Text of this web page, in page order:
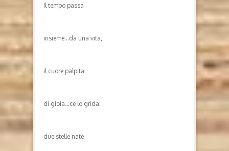
Il tempo passa
insieme…da una vita,
il cuore palpita
di gioia…ce lo grida:
due stelle nate